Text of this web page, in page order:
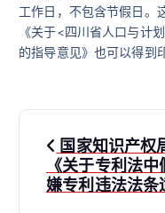
工作日，不包含节假日。
《关于<四川省人口与计
的指导意见》也可以得到
文
章
国家知识产权
《关于专利法
嫌专利违法法条